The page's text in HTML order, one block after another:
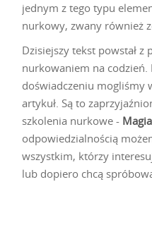
jednym z tego typu
nurkowy, zwany również
Dzisiejszy tekst powstał
nurkowaniem na codzień.
doświadczeniu mogliśmy
artykuł. Są to
szkolenia nurkowe -
odpowiedzialnością
wszystkim, którzy
lub dopiero chcą